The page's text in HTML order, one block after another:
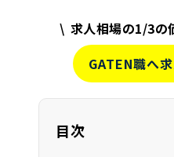
含まれており、当サイト
た場合にサービスの提供
取ることがあります。た
利益を第一に考えており
響を及ぼすことはありま
求人相場の1/3の
GATEN職へ
目次